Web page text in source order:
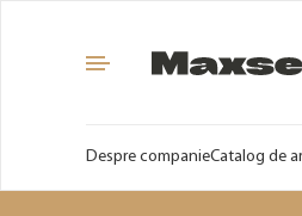
Despre companieCatalog de